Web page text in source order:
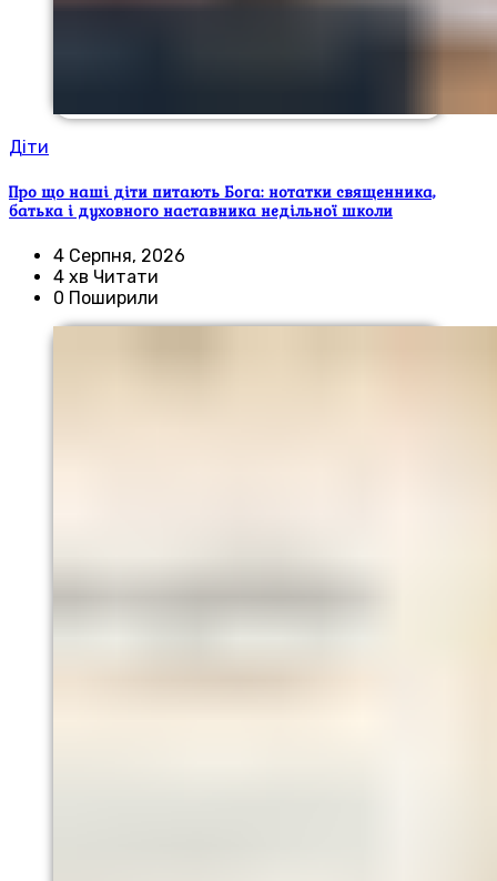
Діти
Про що наші діти питають Бога: нотатки священника,
батька і духовного наставника недільної школи
4 Серпня, 2026
4 хв Читати
0 Поширили